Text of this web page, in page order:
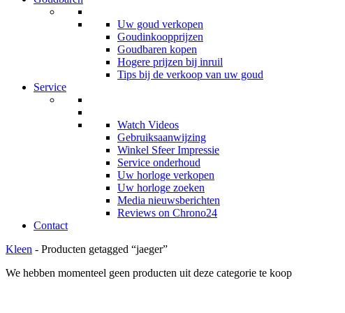
Uw goud verkopen
Goudinkoopprijzen
Goudbaren kopen
Hogere prijzen bij inruil
Tips bij de verkoop van uw goud
Service
Watch Videos
Gebruiksaanwijzing
Winkel Sfeer Impressie
Service onderhoud
Uw horloge verkopen
Uw horloge zoeken
Media nieuwsberichten
Reviews on Chrono24
Contact
Kleen - Producten getagged “jaeger”
We hebben momenteel geen producten uit deze categorie te koop